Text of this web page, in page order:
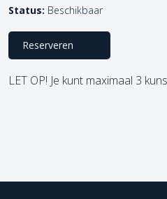
Status: Beschikbaar
Reserveren
LET OP! Je kunt maximaal 3